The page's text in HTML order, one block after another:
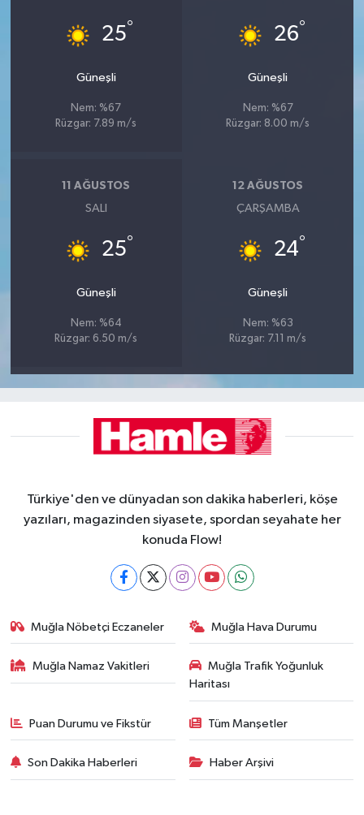
25°
Güneşli
Nem: %67
Rüzgar: 7.89 m/s
26°
Güneşli
Nem: %67
Rüzgar: 8.00 m/s
11 AĞUSTOS
SALI
25°
Güneşli
Nem: %64
Rüzgar: 6.50 m/s
12 AĞUSTOS
ÇARŞAMBA
24°
Güneşli
Nem: %63
Rüzgar: 7.11 m/s
Türkiye'den ve dünyadan son dakika haberleri, köşe
yazıları, magazinden siyasete, spordan seyahate her
konuda Flow!
Muğla Nöbetçi Eczaneler Muğla Hava Durumu
Muğla Namaz Vakitleri
Muğla Trafik Yoğunluk
Haritası
Puan Durumu ve Fikstür Tüm Manşetler
Son Dakika Haberleri Haber Arşivi